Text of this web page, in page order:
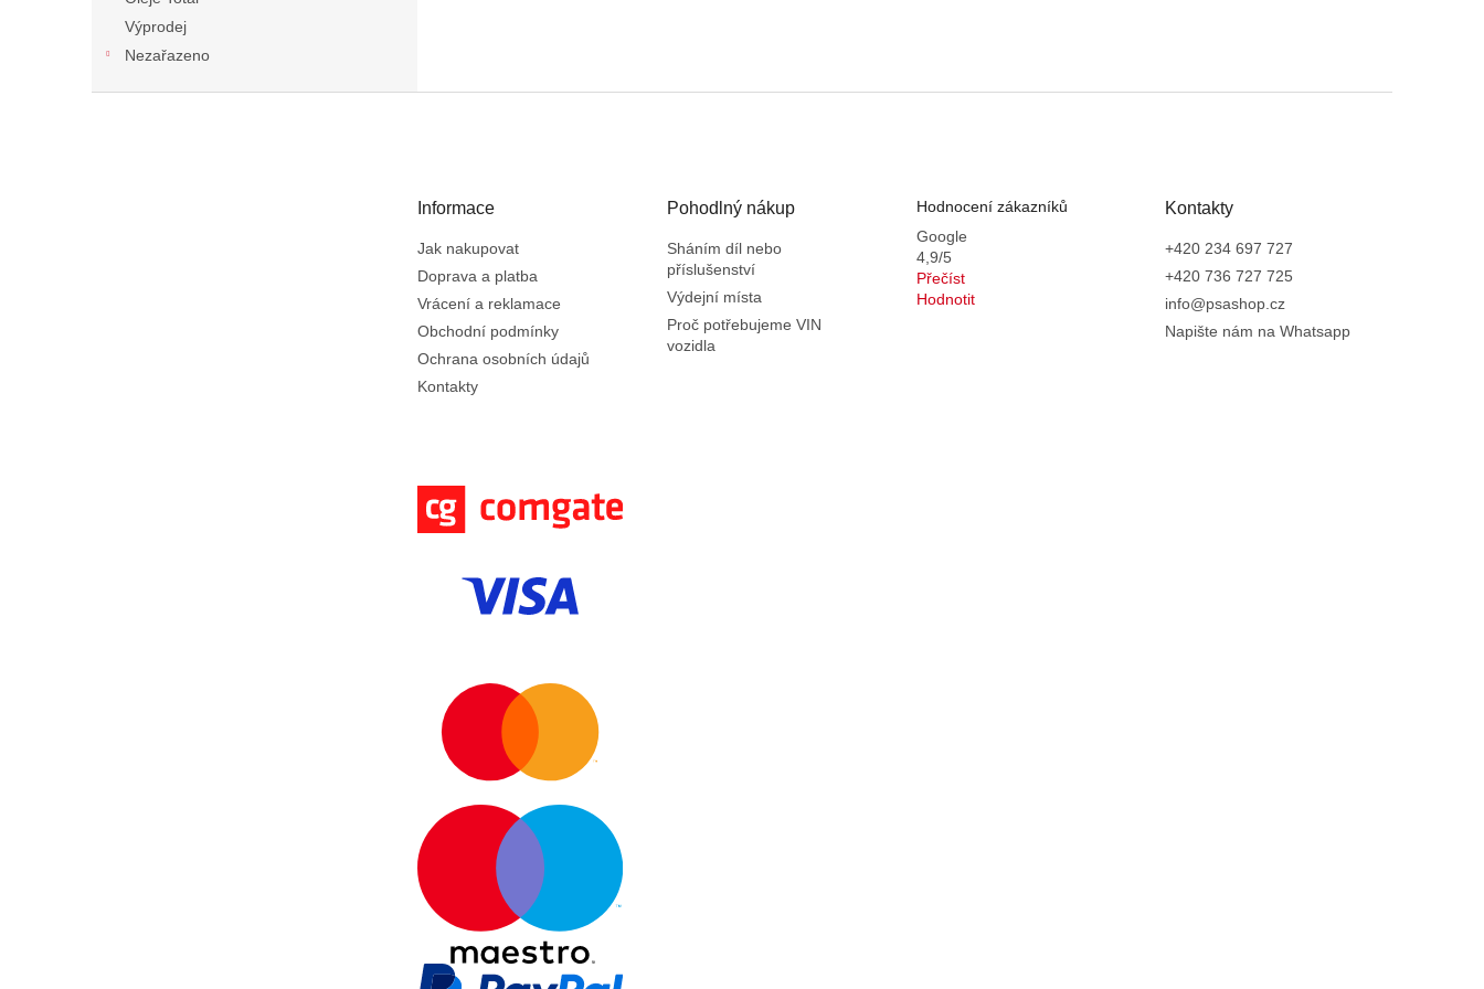
Výprodej
Nezařazeno
Informace
Jak nakupovat
Doprava a platba
Vrácení a reklamace
Obchodní podmínky
Ochrana osobních údajů
Kontakty
Pohodlný nákup
Sháním díl nebo
příslušenství
Výdejní místa
Proč potřebujeme VIN
vozidla
Hodnocení zákazníků
Google
4,9/5
Přečíst
Hodnotit
Kontakty
+420 234 697 727
+420 736 727 725
info@psashop.cz
Napište nám na Whatsapp